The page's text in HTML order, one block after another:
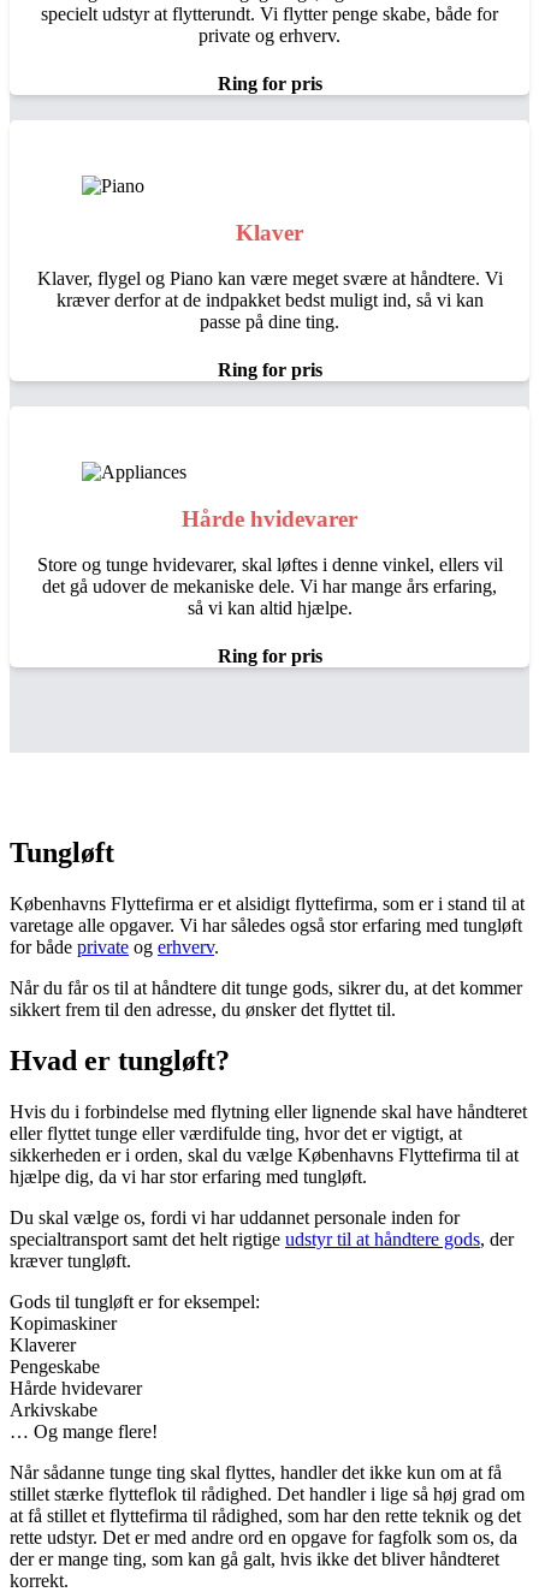
specielt udstyr at flytterundt. Vi flytter penge skabe, både for
private og erhverv.
Ring for pris
Klaver
Klaver, flygel og Piano kan være meget svære at håndtere. Vi
kræver derfor at de indpakket bedst muligt ind, så vi kan
passe på dine ting.
Ring for pris
Hårde hvidevarer
Store og tunge hvidevarer, skal løftes i denne vinkel, ellers vil
det gå udover de mekaniske dele. Vi har mange års erfaring,
så vi kan altid hjælpe.
Ring for pris
Tungløft
Københavns Flyttefirma er et alsidigt flyttefirma, som er i stand til at
varetage alle opgaver. Vi har således også stor erfaring med tungløft
for både private og erhverv.
Når du får os til at håndtere dit tunge gods, sikrer du, at det kommer
sikkert frem til den adresse, du ønsker det flyttet til.
Hvad er tungløft?
Hvis du i forbindelse med flytning eller lignende skal have håndteret
eller flyttet tunge eller værdifulde ting, hvor det er vigtigt, at
sikkerheden er i orden, skal du vælge Københavns Flyttefirma til at
hjælpe dig, da vi har stor erfaring med tungløft.
Du skal vælge os, fordi vi har uddannet personale inden for
specialtransport samt det helt rigtige udstyr til at håndtere gods, der
kræver tungløft.
Gods til tungløft er for eksempel:
Kopimaskiner
Klaverer
Pengeskabe
Hårde hvidevarer
Arkivskabe
… Og mange flere!
Når sådanne tunge ting skal flyttes, handler det ikke kun om at få
stillet stærke flytteflok til rådighed. Det handler i lige så høj grad om
at få stillet et flyttefirma til rådighed, som har den rette teknik og det
rette udstyr. Det er med andre ord en opgave for fagfolk som os, da
der er mange ting, som kan gå galt, hvis ikke det bliver håndteret
korrekt.